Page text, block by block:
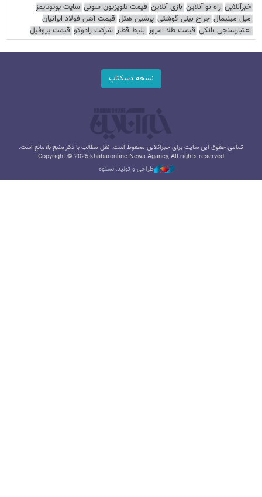
خبرآنلاین راه نو آنلاین بازی آنلاین قیمت تلویزیون سونی سایت یوتوتایمز
مبل مینیمال جراح بینی گوشتی پرشین هتل قیمت آهن فولاد ایرانیان
اعتبارسنجی بانکی قیمت طلا امروز بلیط قطار شرکت رادوکو قیمت پروفیل
نسخه دسکتاپ
تمامی حقوق این سایت برای خبرآنلاین محفوظ است. نقل مطالب با ذکر منبع بلامانع است.
Copyright © 2025 khabaronline News Agancy, All rights reserved
طراحی و تولید: نستوه